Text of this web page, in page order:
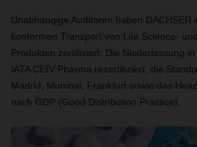
Unabhängige Auditoren haben DACHSER
konformen Transport von Life Science-
Produkten zertifiziert. Die Niederlassung
IATA CEIV Pharma rezertifiziert, die
Madrid, Mumbai, Frankfurt sowie das
nach GDP (Good Distribution Practice).